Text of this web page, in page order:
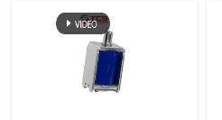
Mikroluftpumpe